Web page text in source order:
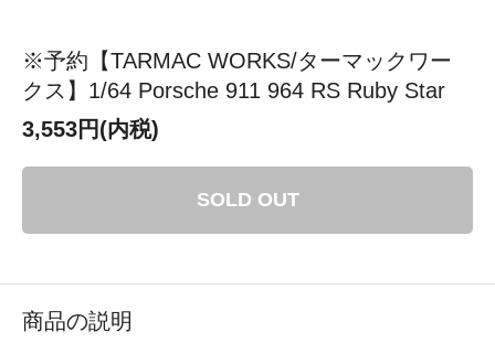
※予約【TARMAC WORKS/ターマックワー
クス】1/64 Porsche 911 964 RS Ruby Star
3,553円(内税)
SOLD OUT
商品の説明